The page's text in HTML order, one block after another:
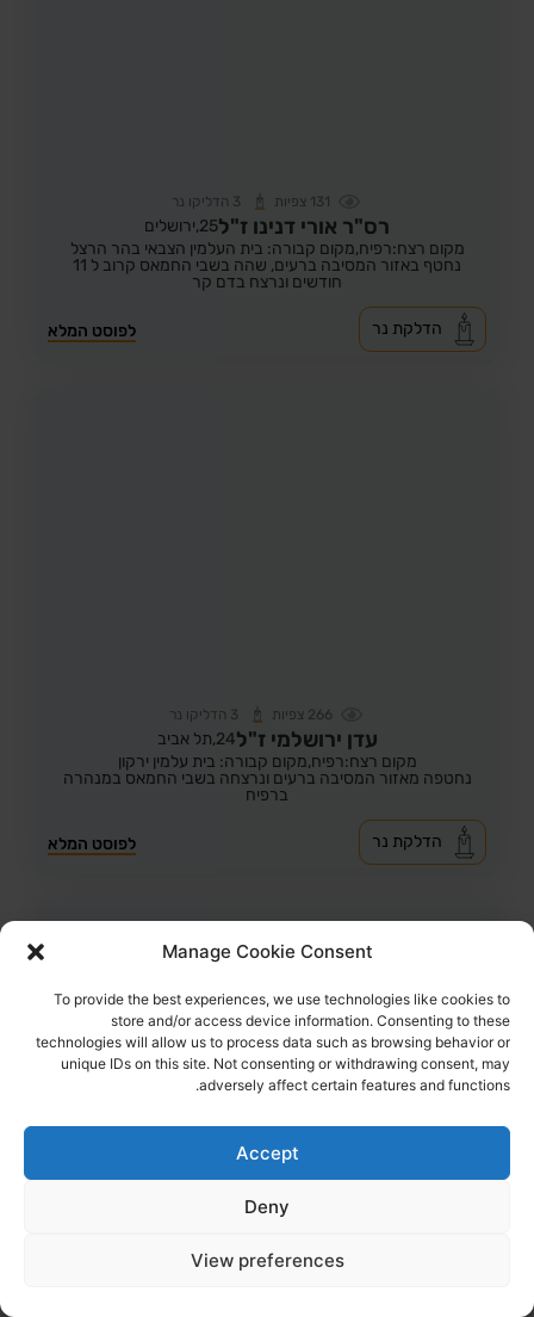
Manage Cookie Consent
To provide the best experiences, we use technologies like cookies to
store and/or access device information. Consenting to these
technologies will allow us to process data such as browsing behavior or
unique IDs on this site. Not consenting or withdrawing consent, may
adversely affect certain features and functions.
Accept
Deny
View preferences
131 צפיות 3 הדליקו נר
רס"ר אורי דנינו ז"ל25, ירושלים
מקום רצח:רפיח,מקום קבורה: בית העלמין הצבאי בהר הרצל
נחטף באזור המסיבה ברעים, שהה בשבי החמאס קרוב ל 11
חודשים ונרצח בדם קר
לפוסט המלא הדלקת נר
266 צפיות 3 הדליקו נר
עדן ירושלמי ז"ל24, תל אביב
מקום רצח:רפיח,מקום קבורה: בית עלמין ירקון
נחטפה מאזור המסיבה ברעים ונרצחה בשבי החמאס במנהרה
ברפיח
לפוסט המלא הדלקת נר
לירז אסולין ז"ל38,קרית מלאכי
מקום רצח:המסיבה ברעים,
מקום קבורה: בית העלמין קריית מלאכי